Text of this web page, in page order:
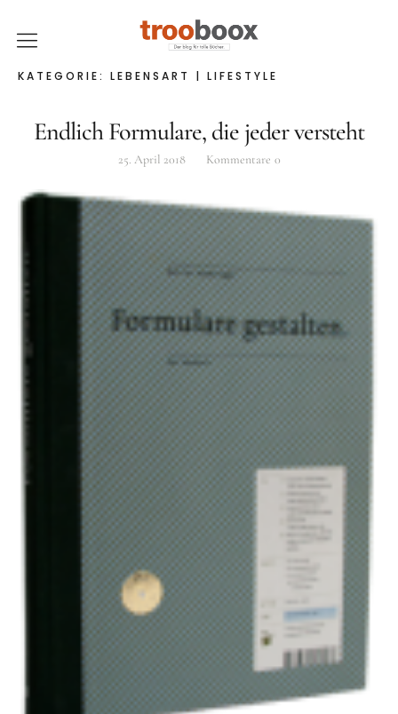
trooboox
Über trooboox
Newsletter
ÜBER TROOBOOX
Nichts gesucht, aber immer was gefunden! Bei
trooboox findest du die tollsten Tipps für Bücher,
die echt Freude bereiten.
KATEGORIE: LEBENSART | LIFESTYLE
Endlich Formulare, die jeder versteht
25. April 2018 Kommentare 0